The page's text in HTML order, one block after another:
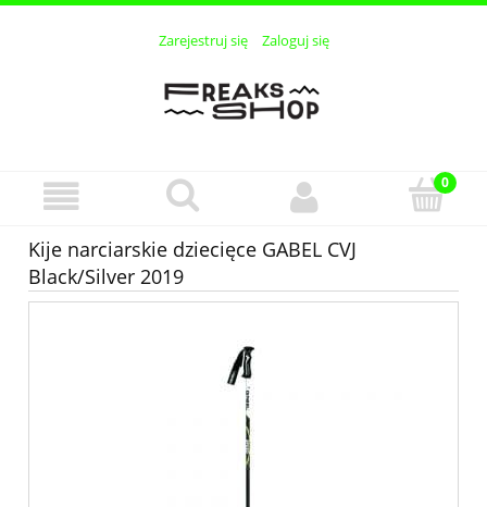
Zarejestruj się Zaloguj się
Kije narciarskie dziecięce GABEL CVJ
Black/Silver 2019